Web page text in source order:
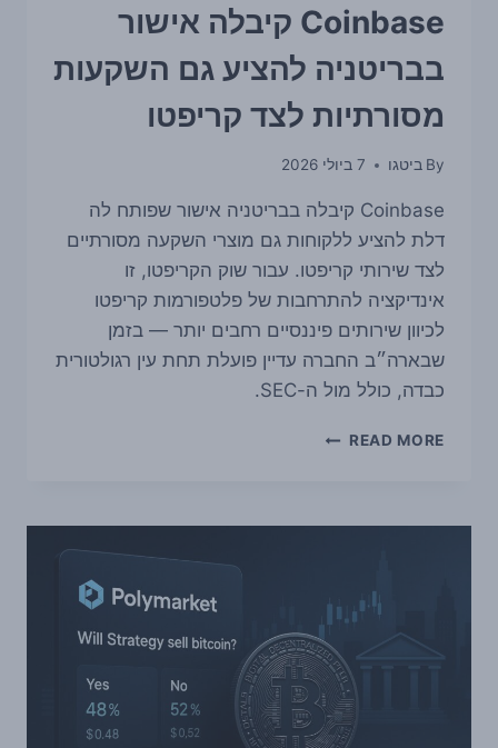
Coinbase קיבלה אישור
בבריטניה להציע גם השקעות
מסורתיות לצד קריפטו
By ביטגו 7 ביולי 2026
Coinbase קיבלה בבריטניה אישור שפותח לה
דלת להציע ללקוחות גם מוצרי השקעה מסורתיים
לצד שירותי קריפטו. עבור שוק הקריפטו, זו
אינדיקציה להתרחבות של פלטפורמות קריפטו
לכיוון שירותים פיננסיים רחבים יותר — בזמן
שבארה״ב החברה עדיין פועלת תחת עין רגולטורית
כבדה, כולל מול ה-SEC.
READ MORE
COINBASE
להציע
לצד
קריפטו